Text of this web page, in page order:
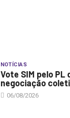
NOTÍCIAS
Vote SIM pelo PL
negociação
06/08/2026